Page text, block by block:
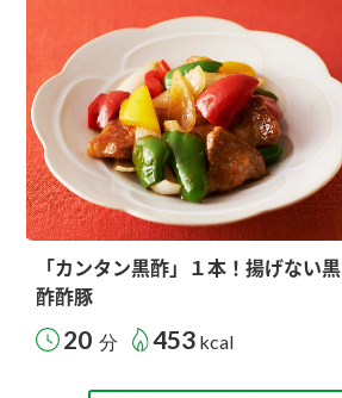
「カンタン黒酢」１本！揚げない黒
酢酢豚
20 分 453 kcal